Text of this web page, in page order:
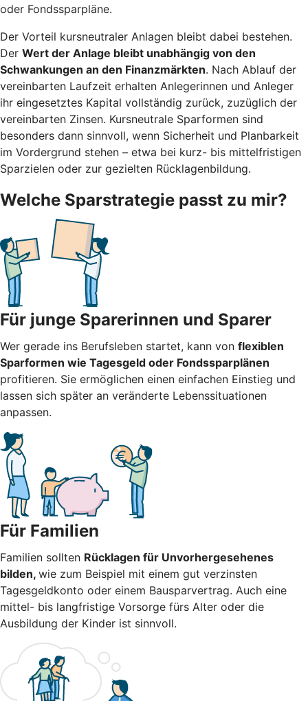
oder Fondssparpläne.
Der Vorteil kursneutraler Anlagen bleibt dabei bestehen.
Der Wert der Anlage bleibt unabhängig von den
Schwankungen an den Finanzmärkten. Nach Ablauf der
vereinbarten Laufzeit erhalten Anlegerinnen und Anleger
ihr eingesetztes Kapital vollständig zurück, zuzüglich der
vereinbarten Zinsen. Kursneutrale Sparformen sind
besonders dann sinnvoll, wenn Sicherheit und Planbarkeit
im Vordergrund stehen – etwa bei kurz- bis mittelfristigen
Sparzielen oder zur gezielten Rücklagenbildung.
Welche Sparstrategie passt zu mir?
Für junge Sparerinnen und Sparer
Wer gerade ins Berufsleben startet, kann von flexiblen
Sparformen wie Tagesgeld oder Fondssparplänen
profitieren. Sie ermöglichen einen einfachen Einstieg und
lassen sich später an veränderte Lebenssituationen
anpassen.
Für Familien
Familien sollten Rücklagen für Unvorhergesehenes
bilden, wie zum Beispiel mit einem gut verzinsten
Tagesgeldkonto oder einem Bausparvertrag. Auch eine
mittel- bis langfristige Vorsorge fürs Alter oder die
Ausbildung der Kinder ist sinnvoll.